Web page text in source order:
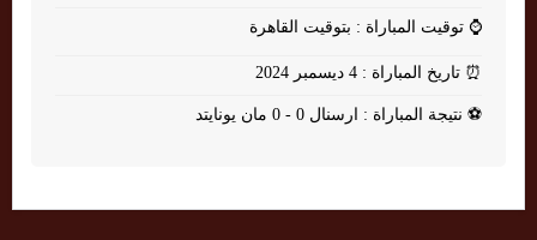
⌚ توقيت المباراة : بتوقيت القاهرة
⏰ تاريخ المباراة : 4 ديسمبر 2024
⚽ نتيجة المباراة : ارسنال 0 - 0 مان يونايتد